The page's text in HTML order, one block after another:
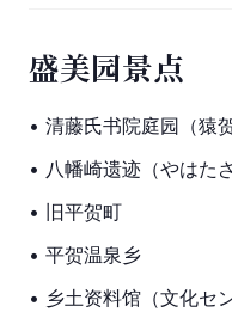
盛美园景点
• 清藤氏书院庭园（猿
• 八幡崎遗迹（やはた
• 旧平贺町
• 平贺温泉乡
• 乡土资料馆（文化セ